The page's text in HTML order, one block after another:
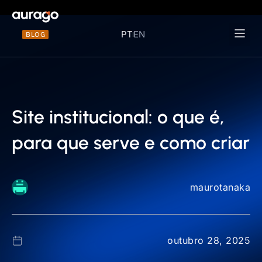
BLOG PTEN
Site institucional: o que é,
para que serve e como criar
maurotanaka
outubro 28, 2025